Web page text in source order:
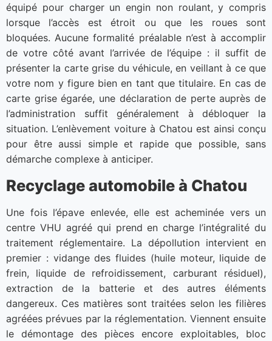
équipé pour charger un engin non roulant, y compris
lorsque l’accès est étroit ou que les roues sont
bloquées. Aucune formalité préalable n’est à accomplir
de votre côté avant l’arrivée de l’équipe : il suffit de
présenter la carte grise du véhicule, en veillant à ce que
votre nom y figure bien en tant que titulaire. En cas de
carte grise égarée, une déclaration de perte auprès de
l’administration suffit généralement à débloquer la
situation. L’enlèvement voiture à Chatou est ainsi conçu
pour être aussi simple et rapide que possible, sans
démarche complexe à anticiper.
Recyclage automobile à Chatou
Une fois l’épave enlevée, elle est acheminée vers un
centre VHU agréé qui prend en charge l’intégralité du
traitement réglementaire. La dépollution intervient en
premier : vidange des fluides (huile moteur, liquide de
frein, liquide de refroidissement, carburant résiduel),
extraction de la batterie et des autres éléments
dangereux. Ces matières sont traitées selon les filières
agréées prévues par la réglementation. Viennent ensuite
le démontage des pièces encore exploitables, bloc